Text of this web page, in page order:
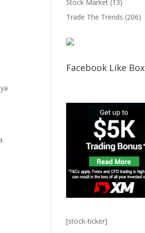
Stock Market (13)
Trade The Trends (206)
Facebook Like Box
[stock-ticker]